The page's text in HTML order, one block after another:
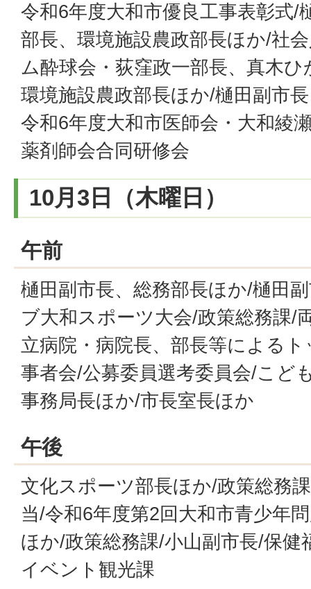
令和6年度大和市優良工事表彰式/
部長、環境施設農政部長ほか/社
ム酔球会・荻窪政一部長、真木
環境施設農政部長ほか/樋田副市
令和6年度大和市医師会・大和綾
薬剤師会合同研修会
10月3日（木曜日）
午前
樋田副市長、総務部長ほか/樋田
ブ大和スポーツ大会/政策総務課/
立病院・病院長、部長等による
事者会/公募委員選考委員会/こど
事務局長ほか/市長室長ほか
午後
文化スポーツ部長ほか/政策総務
当/令和6年度第2回大和市青少年
ほか/政策総務課/小山副市長/保健
イベント観光課